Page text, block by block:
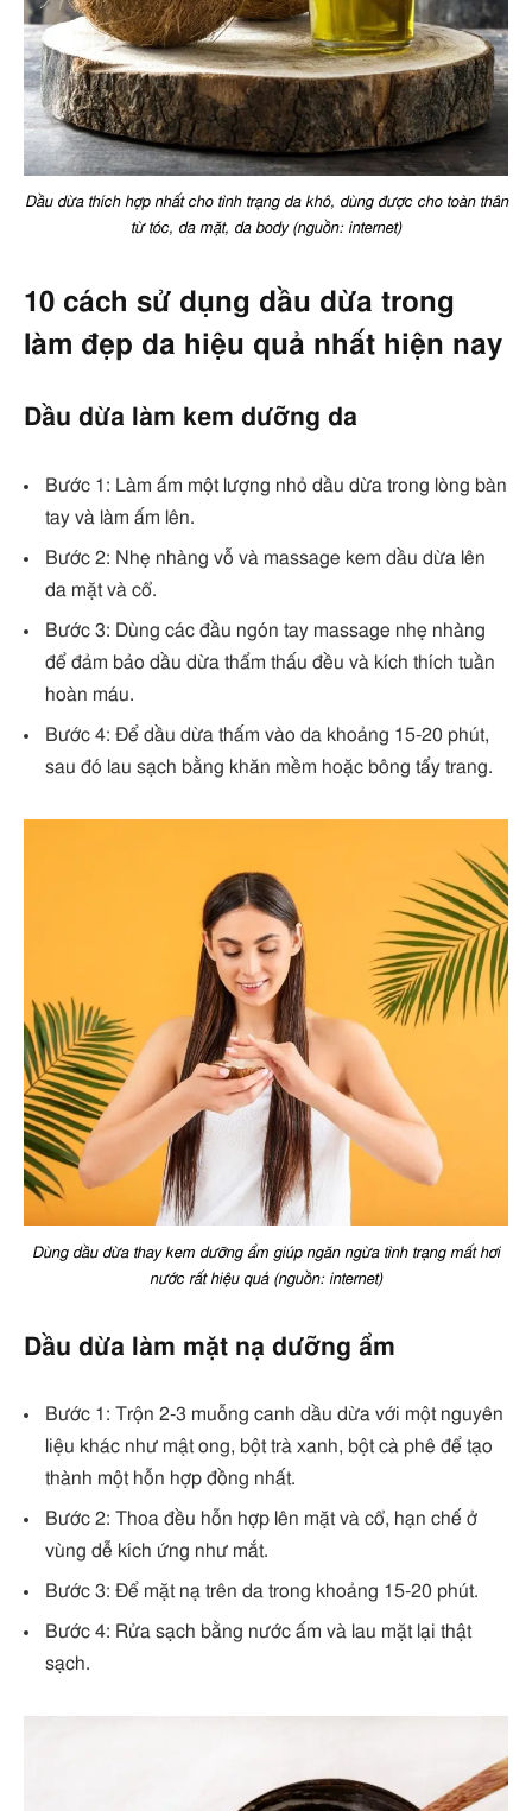
Dầu dừa thích hợp nhất cho tình trạng da khô, dùng được cho toàn thân
từ tóc, da mặt, da body (nguồn: internet)
10 cách sử dụng dầu dừa trong
làm đẹp da hiệu quả nhất hiện nay
Dầu dừa làm kem dưỡng da
Bước 1: Làm ấm một lượng nhỏ dầu dừa trong lòng bàn
tay và làm ấm lên.
Bước 2: Nhẹ nhàng vỗ và massage kem dầu dừa lên
da mặt và cổ.
Bước 3: Dùng các đầu ngón tay massage nhẹ nhàng
để đảm bảo dầu dừa thẩm thấu đều và kích thích tuần
hoàn máu.
Bước 4: Để dầu dừa thấm vào da khoảng 15-20 phút,
sau đó lau sạch bằng khăn mềm hoặc bông tẩy trang.
Dùng dầu dừa thay kem dưỡng ẩm giúp ngăn ngừa tình trạng mất hơi
nước rất hiệu quả (nguồn: internet)
Dầu dừa làm mặt nạ dưỡng ẩm
Bước 1: Trộn 2-3 muỗng canh dầu dừa với một nguyên
liệu khác như mật ong, bột trà xanh, bột cà phê để tạo
thành một hỗn hợp đồng nhất.
Bước 2: Thoa đều hỗn hợp lên mặt và cổ, hạn chế ở
vùng dễ kích ứng như mắt.
Bước 3: Để mặt nạ trên da trong khoảng 15-20 phút.
Bước 4: Rửa sạch bằng nước ấm và lau mặt lại thật
sạch.